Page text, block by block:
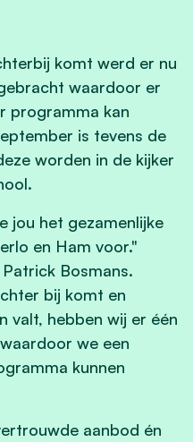
komt werd er nu
waardoor er
programma kan
is tevens de
worden in de kijker
jou het gezamenlijke
en Ham voor."
Bosmans.
bij komt en
valt, hebben wij er één
we een
kunnen
aanbod én